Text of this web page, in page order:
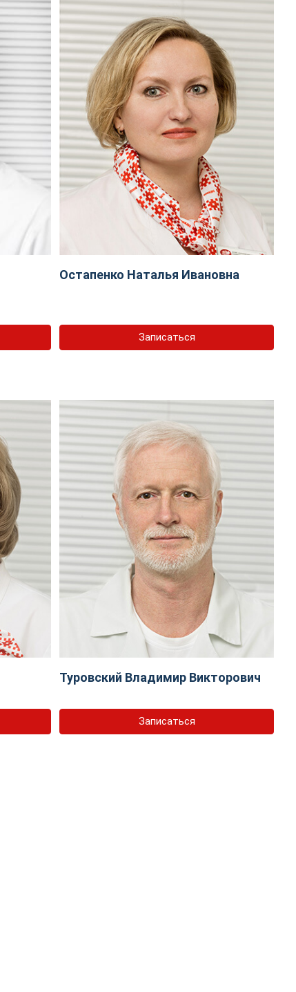
Остапенко Наталья Ивановна
Записаться
Туровский Владимир Викторович
Записаться